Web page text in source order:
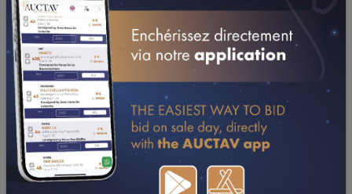
MAURY
Jument, F, PSA
Haras Du Maury
50
HIJRAH
Jument, F, PSA
Yas Horse Racing
Management Llc
Vendu
Elevage Du
51
DJELDORA
Jument, F, PSA
Al Cem Stud
Racheté